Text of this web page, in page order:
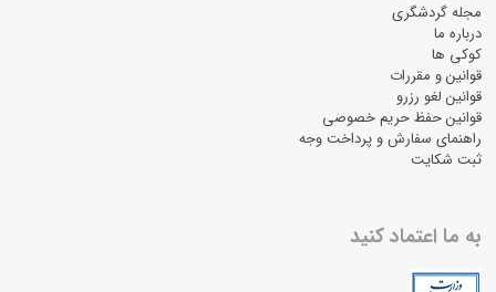
مجله گردشگری
درباره ما
کوکی ها
قوانین و مقررات
قوانین لغو رزرو
قوانین حفظ حریم خصوصی
راهنمای سفارش و پرداخت وجه
ثبت شکایت
به ما اعتماد کنید